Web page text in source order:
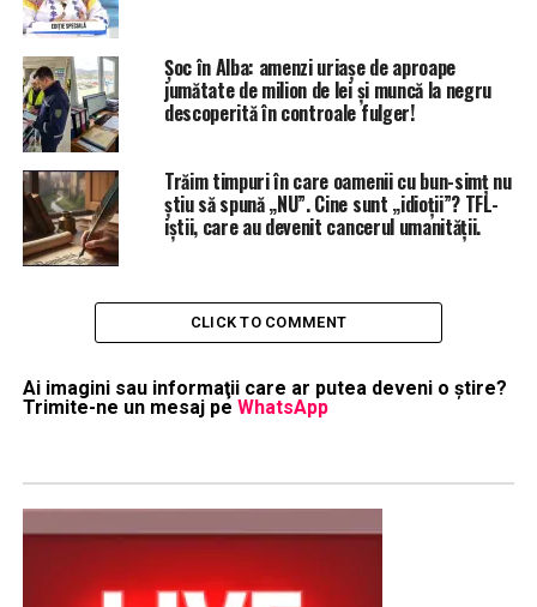
Șoc în Alba: amenzi uriașe de aproape
jumătate de milion de lei și muncă la negru
descoperită în controale fulger!
Trăim timpuri în care oamenii cu bun-simț nu
știu să spună „NU”. Cine sunt „idioții”? TFL-
iștii, care au devenit cancerul umanității.
CLICK TO COMMENT
Ai imagini sau informaţii care ar putea deveni o ştire?
Trimite-ne un mesaj pe WhatsApp